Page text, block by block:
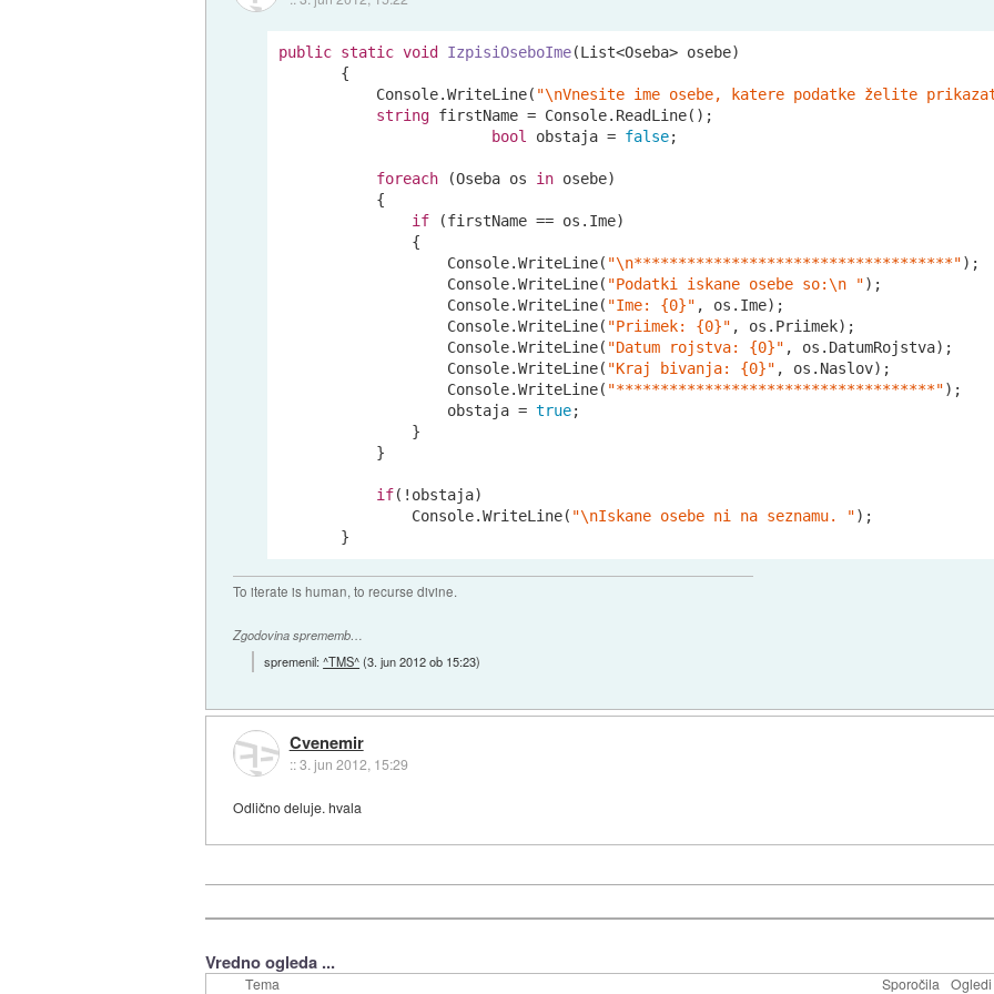
public static void IzpisiOseboIme(List<Oseba> osebe)
       {
           Console.WriteLine(
"\nVnesite ime osebe, katere podatke želite
string firstName = Console.ReadLine();
bool
obstaja = false;
foreach (Oseba os in osebe)
           {
if (firstName == os.Ime)
               {
                   Console.WriteLine(
"\n************************************");
                   Console.WriteLine(
"Podatki iskane osebe so:\n ");
                   Console.WriteLine(
"Ime: {0}" , os.Ime);
                   Console.WriteLine(
"Priimek: {0}" , os.Priimek);
                   Console.WriteLine(
"Datum rojstva: {0}" , os.DatumRojstva);
                   Console.WriteLine(
"Kraj bivanja: {0}" , os.Naslov);
                   Console.WriteLine(
"************************************");
                   obstaja =
true;
               }
           }
if(!obstaja)
               Console.WriteLine(
"\nIskane osebe ni na seznamu. ");
       }
To iterate is human, to recurse divine.
Zgodovina sprememb…
spremenil:^TMS^(3. jun 2012 ob 15:23)
Cvenemir
::3. jun 2012, 15:29
Odlično deluje. hvala
Vredno ogleda ...
Tema Sporočila Ogledi